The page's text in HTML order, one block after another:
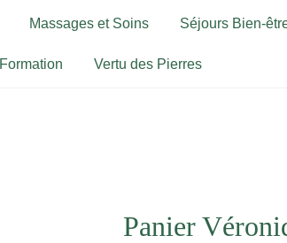
Massages et Soins Séjours Bien-
Formation Vertu des Pierres
Panier